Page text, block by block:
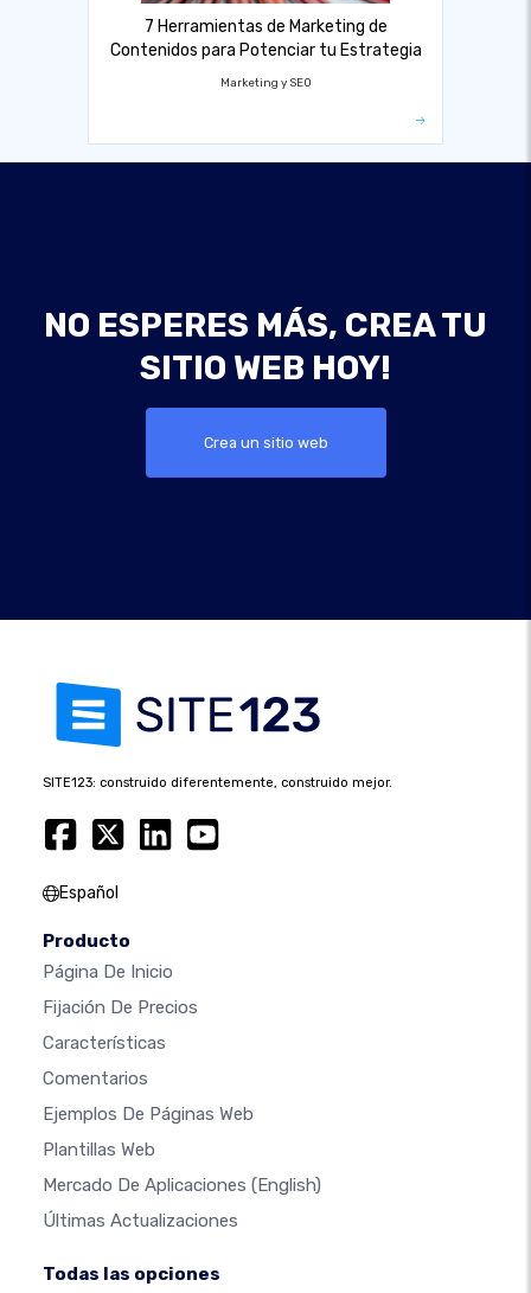
7 Herramientas de Marketing de
Contenidos para Potenciar tu Estrategia
Marketing y SEO
NO ESPERES MÁS, CREA TU
SITIO WEB HOY!
Crea un sitio web
SITE123: construido diferentemente, construido mejor.
Español
Producto
Página De Inicio
Fijación De Precios
Características
Comentarios
Ejemplos De Páginas Web
Plantillas Web
Mercado De Aplicaciones (English)
Últimas Actualizaciones
Todas las opciones